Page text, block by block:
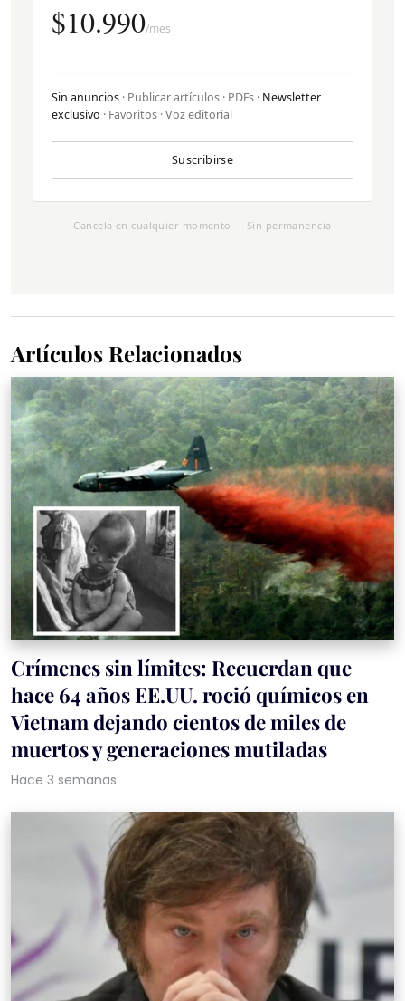
$10.990/mes
Sin anuncios · Publicar artículos · PDFs · Newsletter
exclusivo · Favoritos · Voz editorial
Suscribirse
Cancela en cualquier momento · Sin permanencia
Artículos Relacionados
Crímenes sin límites: Recuerdan que
hace 64 años EE.UU. roció químicos en
Vietnam dejando cientos de miles de
muertos y generaciones mutiladas
Hace 3 semanas